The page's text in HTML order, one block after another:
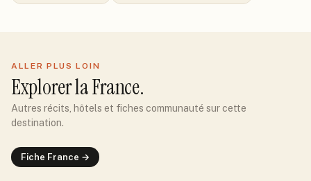
ALLER PLUS LOIN
Explorerla France.
Autres récits, hôtels et fiches communauté sur cette
destination.
Fiche France →